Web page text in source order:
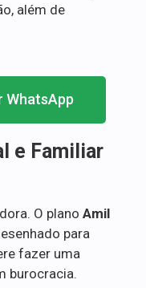
além de
WhatsApp
e Familiar
O plano Amil
para
fazer uma
burocracia.